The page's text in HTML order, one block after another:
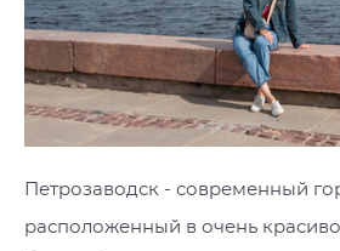
Петрозаводск - современный
расположенный в очень